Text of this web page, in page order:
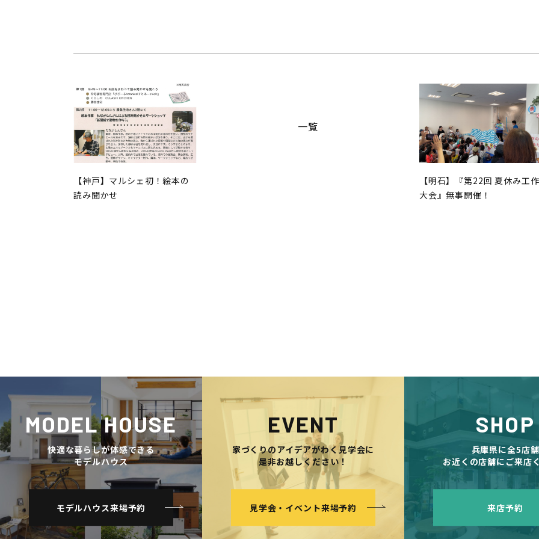
【神戸】マルシェ初！絵本の
読み聞かせ
一覧
【明石】『第22回 夏休み工作
大会』無事開催！
MODEL HOUSE
快適な暮らしが体感できる
モデルハウス
モデルハウス来場予約
EVENT
家づくりのアイデアがわく見学会に
是非お越しください！
見学会・イベント来場予約
SHOP
兵庫県に全5店舗
お近くの店舗にご来店
来店予約